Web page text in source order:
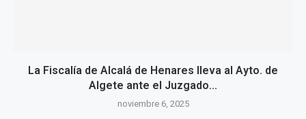
La Fiscalía de Alcalá de Henares lleva al Ayto. de
Algete ante el Juzgado...
noviembre 6, 2025